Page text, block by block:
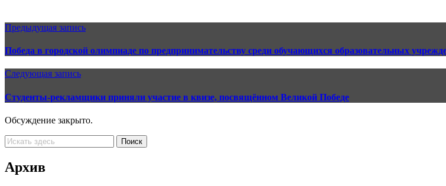
Предыдущая запись
Победа в городской олимпиаде по предпринимательству среди обучающихся образовательных
Следующая запись
Студенты-рекламщики приняли участие в квизе, посвящённом Великой Победе
Обсуждение закрыто.
Архив